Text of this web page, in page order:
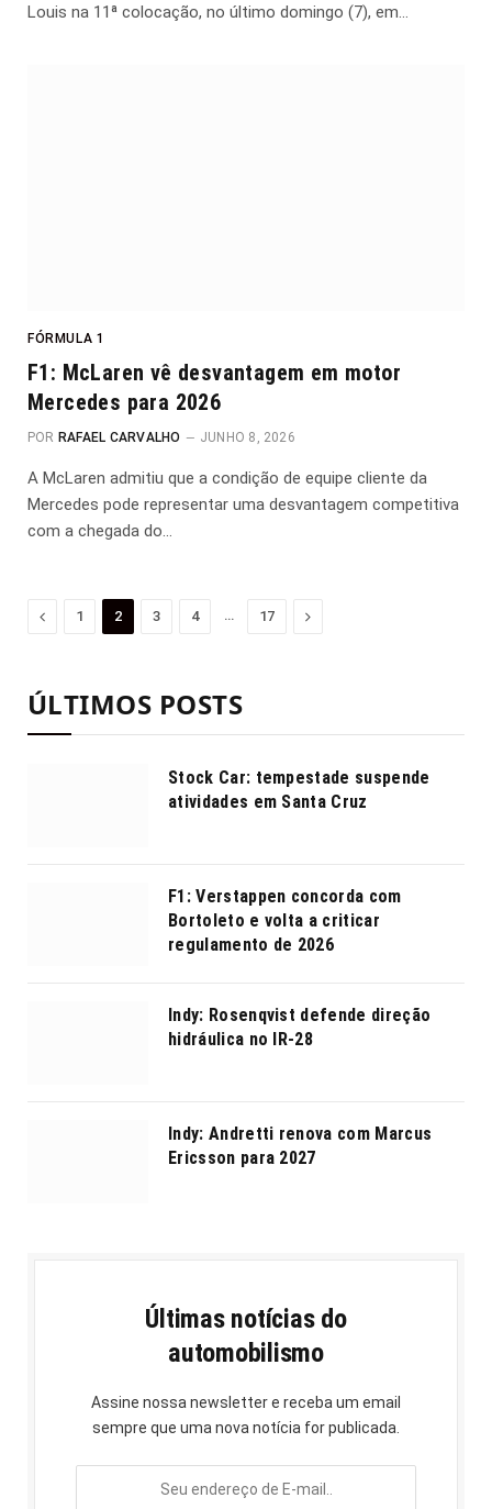
Louis na 11ª colocação, no último domingo (7), em…
FÓRMULA 1
F1: McLaren vê desvantagem em motor
Mercedes para 2026
POR RAFAEL CARVALHO JUNHO 8, 2026
A McLaren admitiu que a condição de equipe cliente da
Mercedes pode representar uma desvantagem competitiva
com a chegada do…
Anterior
1 2 3 4 17 Proximo
ÚLTIMOS POSTS
Stock Car: tempestade suspende
atividades em Santa Cruz
F1: Verstappen concorda com
Bortoleto e volta a criticar
regulamento de 2026
Indy: Rosenqvist defende direção
hidráulica no IR-28
Indy: Andretti renova com Marcus
Ericsson para 2027
Últimas notícias do
automobilismo
Assine nossa newsletter e receba um email
sempre que uma nova notícia for publicada.